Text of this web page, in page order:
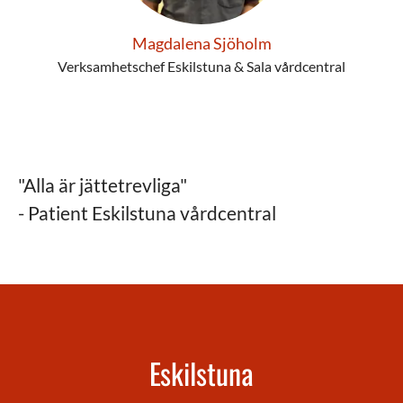
Magdalena Sjöholm
Verksamhetschef Eskilstuna & Sala vårdcentral
"Alla är jättetrevliga"
- Patient Eskilstuna vårdcentral
Eskilstuna